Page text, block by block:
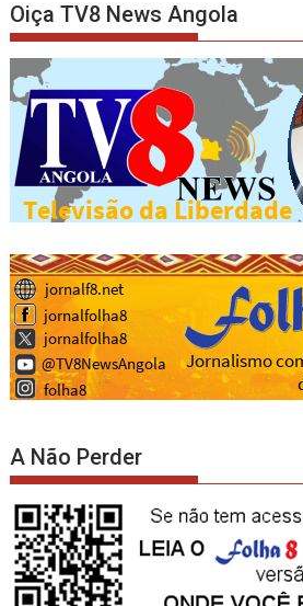
Oiça TV8 News Angola
A Não Perder